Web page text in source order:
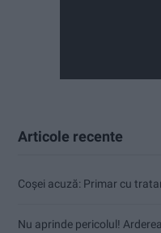
Articole recente
Coșei acuză: Primar cu
Nu aprinde pericolul!